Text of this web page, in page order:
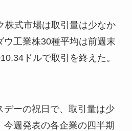
式市場は取引量は少なか
ウ工業株30種平均は前週末
ドルで取引を終えた。
ーの祝日で、取引量は少
今週発表の各企業の四半期